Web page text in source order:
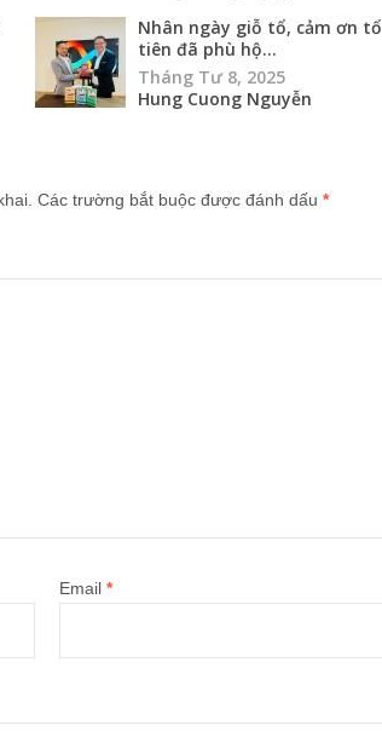
Nhân ngày giỗ tổ, cảm ơn tổ
tiên đã phù hộ...
Tháng Tư 8, 2025
Hung Cuong Nguyễn
Các trường bắt buộc được đánh dấu *
Email *